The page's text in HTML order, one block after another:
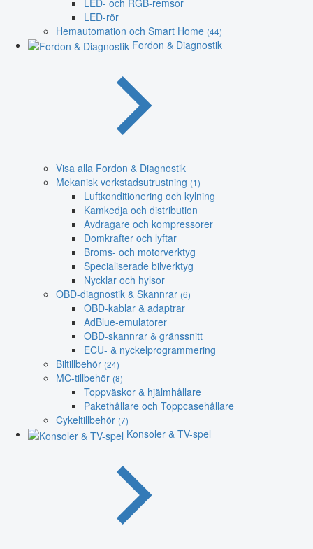
LED-rör
Hemautomation och Smart Home (44)
Fordon & Diagnostik
Visa alla Fordon & Diagnostik
Mekanisk verkstadsutrustning (1)
Luftkonditionering och kylning
Kamkedja och distribution
Avdragare och kompressorer
Domkrafter och lyftar
Broms- och motorverktyg
Specialiserade bilverktyg
Nycklar och hylsor
OBD-diagnostik & Skannrar (6)
OBD-kablar & adaptrar
AdBlue-emulatorer
OBD-skannrar & gränssnitt
ECU- & nyckelprogrammering
Biltillbehör (24)
MC-tillbehör (8)
Toppväskor & hjälmhållare
Pakethållare och Toppcasehållare
Cykeltillbehör (7)
Konsoler & TV-spel